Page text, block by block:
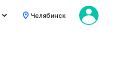
Челябинск